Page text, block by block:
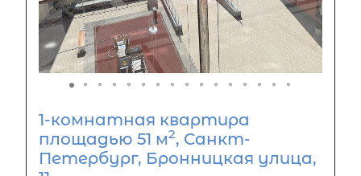
1-комнатная квартира
площадью 51 м2, Санкт-
Петербург, Бронницкая улица,